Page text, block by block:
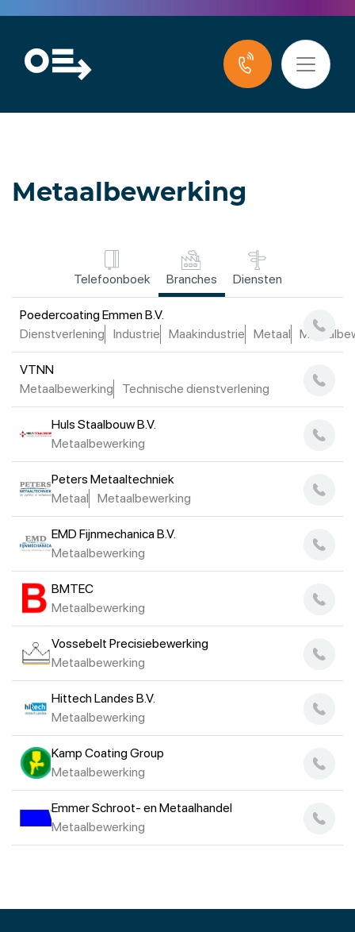
Metaalbewerking
Telefoonboek Branches Diensten
Poedercoating Emmen B.V.
Dienstverlening
Industrie Maakindustrie Metaal
VTNN
Metaalbewerking
Technische dienstverlening
Huls Staalbouw B.V.
Metaalbewerking
Peters Metaaltechniek
Metaal
Metaalbewerking
EMD Fijnmechanica B.V.
Metaalbewerking
BMTEC
Metaalbewerking
Vossebelt Precisiebewerking
Metaalbewerking
Hittech Landes B.V.
Metaalbewerking
Kamp Coating Group
Metaalbewerking
Emmer Schroot- en Metaalhandel
Metaalbewerking